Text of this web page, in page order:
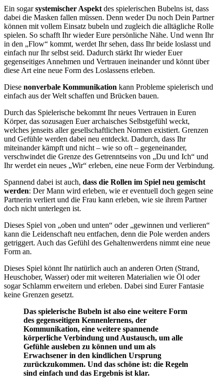
Ein sogarsystemischer Aspekt des spielerischen Bubelns ist, dass
dabei die Masken fallen müssen. Denn weder Du noch Dein Partner
können mit vollem Einsatz bubeln und zugleich die alltägliche Rolle
spielen. So schafft Ihr wieder Eure persönliche Nähe. Und wenn Ihr
in den „Flow“ kommt, werdet Ihr sehen, dass Ihr beide loslasst und
einfach nur Ihr selbst seid. Dadurch stärkt Ihr wieder Euer
gegenseitiges Annehmen und Vertrauen ineinander und könnt über
diese Art eine neue Form des Loslassens erleben.
Diese nonverbale Kommunikation kann Probleme spielerisch und
einfach aus der Welt schaffen und Brücken bauen.
Durch das Spielerische bekommt Ihr neues Vertrauen in Euren
Körper, das sozusagen Euer archaisches Selbstgefühl weckt,
welches jenseits aller gesellschaftlichen Normen existiert. Grenzen
und Gefühle werden dabei neu entdeckt. Dadurch, dass Ihr
miteinander kämpft und nicht – wie so oft – gegeneinander,
verschwindet die Grenze des Getrenntseins von „Du und Ich“ und
Ihr werdet ein neues „Wir“ erleben, eine neue Form der Verbindung.
Spannend dabei ist auch, dass die Rollen im Spiel neu gemischt
werden: Der Mann wird erleben, wie er eventuell doch gegen seine
Partnerin verliert und die Frau kann erleben, wie sie ihrem Partner
doch nicht unterlegen ist.
Dieses Spiel von „oben und unten“ oder „gewinnen und verlieren“
kann die Leidenschaft neu entfachen, denn die Pole werden anders
getriggert. Auch das Gefühl des Gehaltenwerdens nimmt eine neue
Form an.
Dieses Spiel könnt Ihr natürlich auch an anderen Orten (Strand,
Heuschober, Wasser) oder mit weiteren Materialien wie Öl oder
sogar Schlamm erweitern und erleben. Dabei sind Eurer Fantasie
keine Grenzen gesetzt.
Das spielerische Bubeln ist also eine weitere Form
des gegenseitigen Kennenlernens, der
Kommunikation, eine weitere spannende
körperliche Verbindung und Austausch, um alle
Gefühle ausleben zu können und um als
Erwachsener in den kindlichen Ursprung
zurückzukommen. Und das schöne ist: die Regeln
sind einfach und das Ergebnis ist klar.